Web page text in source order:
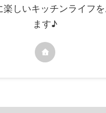
楽しいキッチンライフ
ます♪